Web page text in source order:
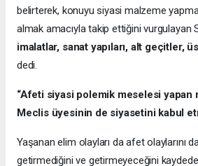
belirterek, konuyu siyasi malzeme
almak amacıyla takip ettiğini vurgulayan
imalatlar, sanat yapıları, alt geçitler,
dedi.
“Afeti siyasi polemik meselesi
Meclis üyesinin de siyasetini kabul
Yaşanan elim olayları da afet olaylarını
getirmediğini ve getirmeyeceğini